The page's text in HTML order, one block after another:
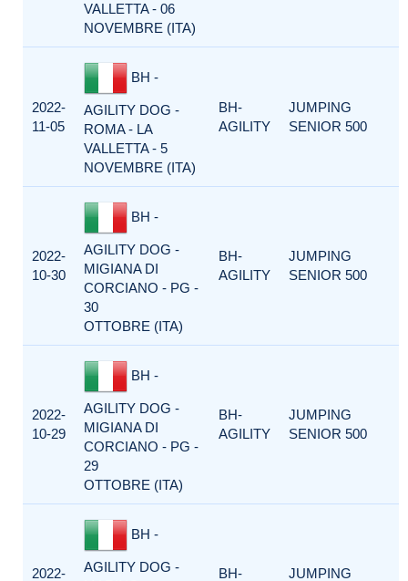
VALLETTA - 06
NOVEMBRE (ITA)
2022-
11-05
BH -
AGILITY DOG -
ROMA - LA
VALLETTA - 5
NOVEMBRE (ITA)
BH-
AGILITY
JUMPING
SENIOR 500
2022-
10-30
BH -
AGILITY DOG -
MIGIANA DI
CORCIANO - PG -
30
OTTOBRE (ITA)
BH-
AGILITY
JUMPING
SENIOR 500
2022-
10-29
BH -
AGILITY DOG -
MIGIANA DI
CORCIANO - PG -
29
OTTOBRE (ITA)
BH-
AGILITY
JUMPING
SENIOR 500
2022-
BH -
AGILITY DOG -
BH-
JUMPING